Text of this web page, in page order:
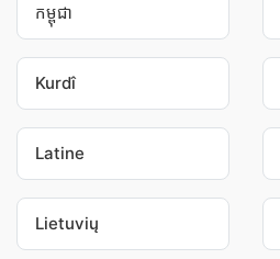
កម្ពុជា
Kurdî
Latine
Lietuvių